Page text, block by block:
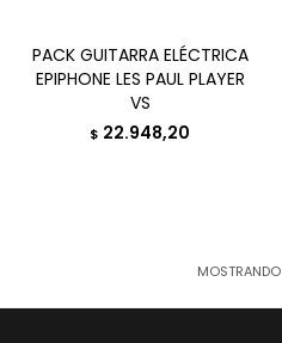
PACK GUITARRA ELÉCTRICA
EPIPHONE LES PAUL PLAYER
VS
$ 22.948,20
MOSTRANDO